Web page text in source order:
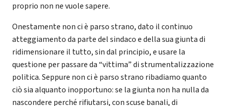
proprio non ne vuole sapere.
Onestamente non ci è parso strano, dato il continuo
atteggiamento da parte del sindaco e della sua giunta di
ridimensionare il tutto, sin dal principio, e usare la
questione per passare da “vittima” di strumentalizzazione
politica. Seppure non ci è parso strano ribadiamo quanto
ciò sia alquanto inopportuno: se la giunta non ha nulla da
nascondere perché rifiutarsi, con scuse banali, di